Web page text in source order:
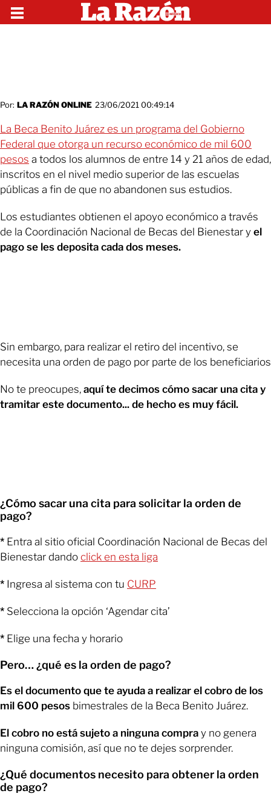
Por: LA RAZÓN ONLINE 23/06/2021 00:49:14
La Beca Benito Juárez es un programa del Gobierno
Federal que otorga un recurso económico de mil 600
pesos a todos los alumnos de entre 14 y 21 años de edad,
inscritos en el nivel medio superior de las escuelas
públicas a fin de que no abandonen sus estudios.
Los estudiantes obtienen el apoyo económico a través
de la Coordinación Nacional de Becas del Bienestar y el
pago se les deposita cada dos meses.
Sin embargo, para realizar el retiro del incentivo, se
necesita una orden de pago por parte de los beneficiarios
No te preocupes, aquí te decimos cómo sacar una cita y
tramitar este documento... de hecho es muy fácil.
¿Cómo sacar una cita para solicitar la orden de
pago?
* Entra al sitio oficial Coordinación Nacional de Becas del
Bienestar dando click en esta liga
* Ingresa al sistema con tu CURP
* Selecciona la opción ‘Agendar cita’
* Elige una fecha y horario
Pero… ¿qué es la orden de pago?​
Es el documento que te ayuda a realizar el cobro de los
mil 600 pesos bimestrales de la Beca Benito Juárez.
El cobro no está sujeto a ninguna compra y no genera
ninguna comisión, así que no te dejes sorprender.
¿Qué documentos necesito para obtener la orden
de pago?